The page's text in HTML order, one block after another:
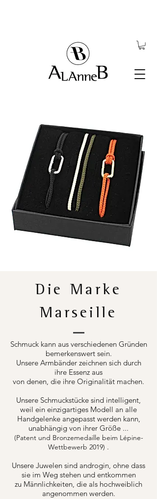
Die Marke
Marseille
Schmuck kann aus verschiedenen Gründen
bemerkenswert sein.
Unsere Armbänder zeichnen sich durch
ihre Essenz aus
von denen, die ihre Originalität machen.
Unsere Schmuckstücke sind intelligent,
weil ein einzigartiges Modell an alle
Handgelenke angepasst werden kann,
unabhängig von ihrer Größe ...
(Patent und Bronzemedaille beim Lépine-
Wettbewerb 2019) .
Unsere Juwelen sind androgin, ohne dass
sie im Weg stehen und entkommen
zu Männlichkeiten, die als hochweiblich
angenommen werden.